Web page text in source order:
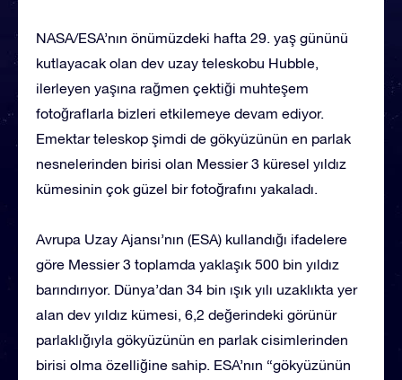
NASA/ESA’nın önümüzdeki hafta 29. yaş gününü
kutlayacak olan dev uzay teleskobu Hubble,
ilerleyen yaşına rağmen çektiği muhteşem
fotoğraflarla bizleri etkilemeye devam ediyor.
Emektar teleskop şimdi de gökyüzünün en parlak
nesnelerinden birisi olan Messier 3 küresel yıldız
kümesinin çok güzel bir fotoğrafını yakaladı.
Avrupa Uzay Ajansı’nın (ESA) kullandığı ifadelere
göre Messier 3 toplamda yaklaşık 500 bin yıldız
barındırıyor. Dünya’dan 34 bin ışık yılı uzaklıkta yer
alan dev yıldız kümesi, 6,2 değerindeki görünür
parlaklığıyla gökyüzünün en parlak cisimlerinden
birisi olma özelliğine sahip. ESA’nın “gökyüzünün